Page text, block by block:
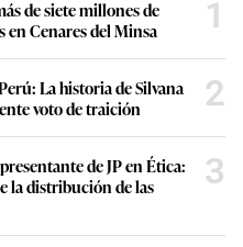
de siete millones de
en Cenares del Minsa
1
La historia de Silvana
voto de traición
2
de JP en Ética:
la distribución de las
3